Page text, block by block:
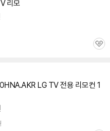
리모
관
LG TV 전용 리모컨 1